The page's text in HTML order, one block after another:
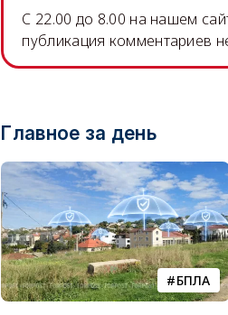
C 22.00 до 8.00 на нашем
публикация комментариев
Главное за день
БПЛА